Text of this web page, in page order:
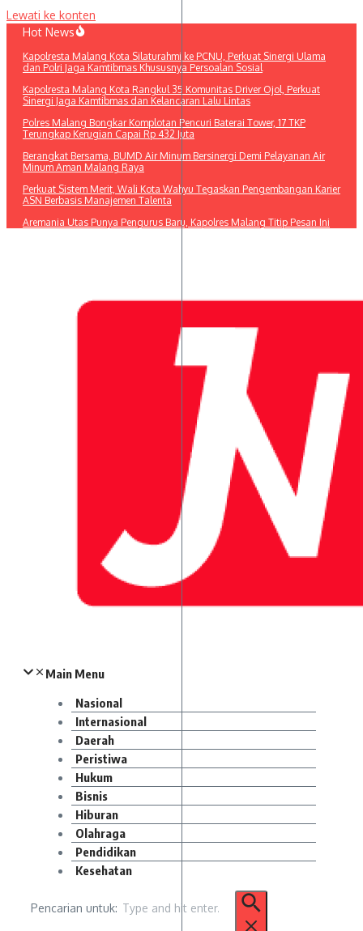
Lewati ke konten
Hot News
Kapolresta Malang Kota Silaturahmi ke PCNU, Perkuat Sinergi Ulama
dan Polri Jaga Kamtibmas Khususnya Persoalan Sosial
Kapolresta Malang Kota Rangkul 35 Komunitas Driver Ojol, Perkuat
Sinergi Jaga Kamtibmas dan Kelancaran Lalu Lintas
Polres Malang Bongkar Komplotan Pencuri Baterai Tower, 17 TKP
Terungkap Kerugian Capai Rp 432 Juta
Berangkat Bersama, BUMD Air Minum Bersinergi Demi Pelayanan Air
Minum Aman Malang Raya
Perkuat Sistem Merit, Wali Kota Wahyu Tegaskan Pengembangan Karier
ASN Berbasis Manajemen Talenta
Aremania Utas Punya Pengurus Baru, Kapolres Malang Titip Pesan Ini
Main Menu
Nasional
Internasional
Daerah
Peristiwa
Hukum
Bisnis
Hiburan
Olahraga
Pendidikan
Kesehatan
Pencarian untuk: